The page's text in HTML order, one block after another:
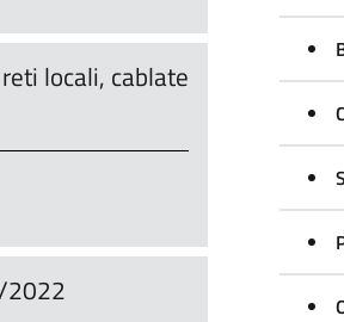
locali, cablate
2022